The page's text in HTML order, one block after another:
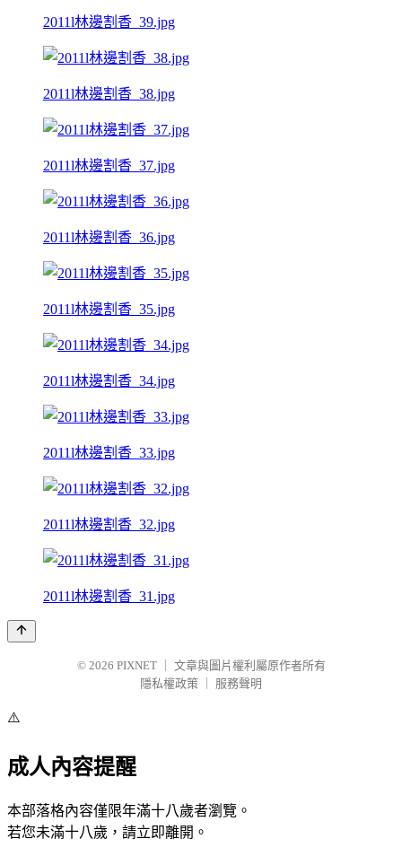
2011l林邊割香_39.jpg
2011l林邊割香_38.jpg
2011l林邊割香_37.jpg
2011l林邊割香_36.jpg
2011l林邊割香_35.jpg
2011l林邊割香_34.jpg
2011l林邊割香_33.jpg
2011l林邊割香_32.jpg
2011l林邊割香_31.jpg
© 2026 PIXNET
文章與圖片權利屬原作者所有
隱私權政策
服務聲明
⚠️
成人內容提醒
本部落格內容僅限年滿十八歲者瀏覽。
若您未滿十八歲，請立即離開。